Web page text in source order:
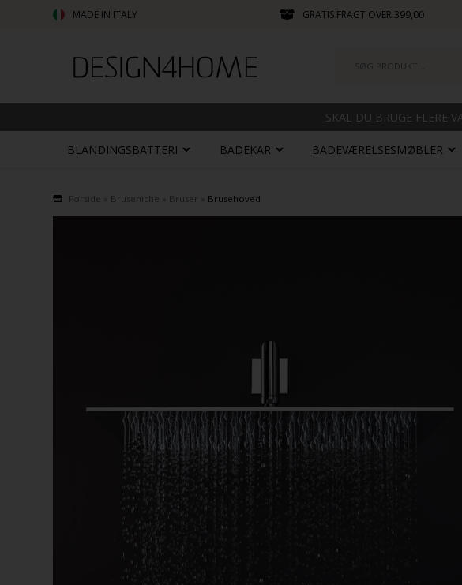
MADE IN ITALY GRATIS FRAGT OVER 399,00
SKAL DU BRUGE FLERE
BLANDINGSBATTERI BADEKAR BADEVÆRELSESMØBLER
Forside Bruseniche Bruser Brusehoved